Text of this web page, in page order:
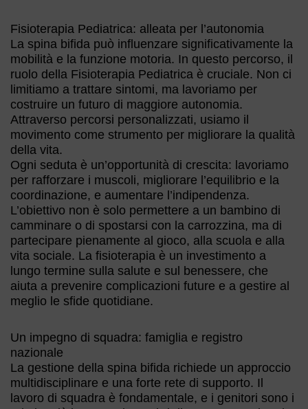
Fisioterapia Pediatrica: alleata per l’autonomia
La spina bifida può influenzare significativamente la
mobilità e la funzione motoria. In questo percorso, il
ruolo della Fisioterapia Pediatrica è cruciale. Non ci
limitiamo a trattare sintomi, ma lavoriamo per
costruire un futuro di maggiore autonomia.
Attraverso percorsi personalizzati, usiamo il
movimento come strumento per migliorare la qualità
della vita.
Ogni seduta è un’opportunità di crescita: lavoriamo
per rafforzare i muscoli, migliorare l’equilibrio e la
coordinazione, e aumentare l’indipendenza.
L’obiettivo non è solo permettere a un bambino di
camminare o di spostarsi con la carrozzina, ma di
partecipare pienamente al gioco, alla scuola e alla
vita sociale. La fisioterapia è un investimento a
lungo termine sulla salute e sul benessere, che
aiuta a prevenire complicazioni future e a gestire al
meglio le sfide quotidiane.
Un impegno di squadra: famiglia e registro
nazionale
La gestione della spina bifida richiede un approccio
multidisciplinare e una forte rete di supporto. Il
lavoro di squadra è fondamentale, e i genitori sono i